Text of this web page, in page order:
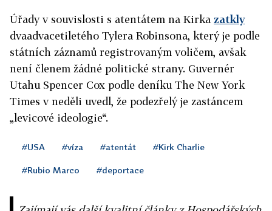
Úřady v souvislosti s atentátem na Kirka zatkly
dvaadvacetiletého Tylera Robinsona, který je podle
státních záznamů registrovaným voličem, avšak
není členem žádné politické strany. Guvernér
Utahu Spencer Cox podle deníku The New York
Times v neděli uvedl, že podezřelý je zastáncem
„levicové ideologie“.
#USA #víza #atentát #Kirk Charlie
#Rubio Marco #deportace